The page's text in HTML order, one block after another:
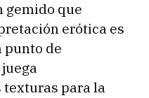
gemido que
erótica es
punto de
texturas para la